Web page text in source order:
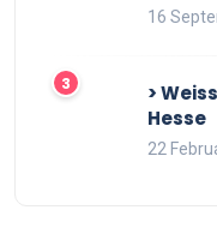
16
>
Hesse
22